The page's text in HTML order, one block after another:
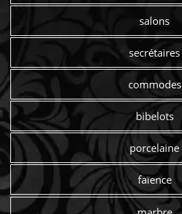
salons
secrétaires
commodes
bibelots
porcelaine
faïence